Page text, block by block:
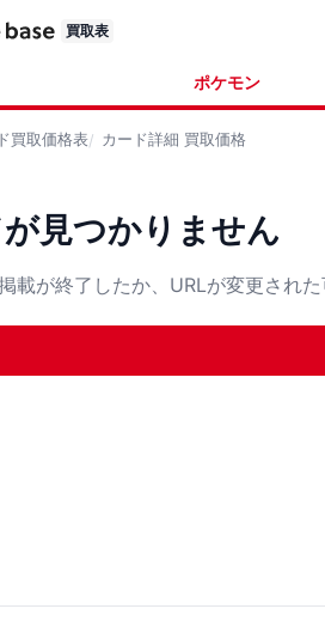
買取表
ポケモン
買取価格表 カード詳細 買取価格
見つかりません
載が終了したか、URLが変更された